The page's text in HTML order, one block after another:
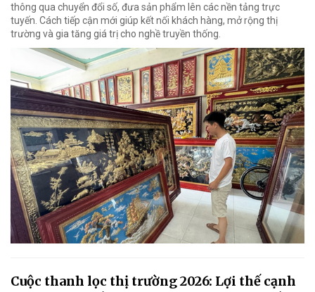
thông qua chuyển đổi số, đưa sản phẩm lên các nền tảng trực
tuyến. Cách tiếp cận mới giúp kết nối khách hàng, mở rộng thị
trường và gia tăng giá trị cho nghề truyền thống.
Cuộc thanh lọc thị trường 2026: Lợi thế cạnh